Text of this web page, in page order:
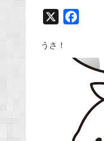
e
k
うさ！